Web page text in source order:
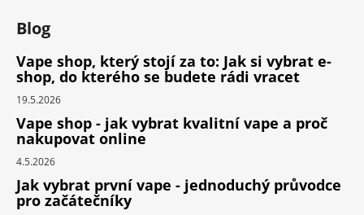
Blog
Vape shop, který stojí za to: Jak si vybrat e-
shop, do kterého se budete rádi vracet
19.5.2026
Vape shop - jak vybrat kvalitní vape a proč
nakupovat online
4.5.2026
Jak vybrat první vape - jednoduchý průvodce
pro začátečníky